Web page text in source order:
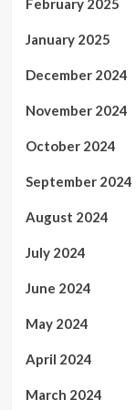
February 2025
January 2025
December 2024
November 2024
October 2024
September 2024
August 2024
July 2024
June 2024
May 2024
April 2024
March 2024